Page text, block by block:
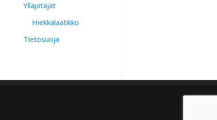
Ylläpitäjät
Hiekkalaatikko
Tietosuoja